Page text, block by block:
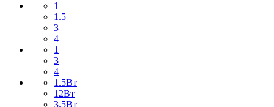
1
1.5
3
4
1
3
4
1.5Вт
12Вт
3.5Вт